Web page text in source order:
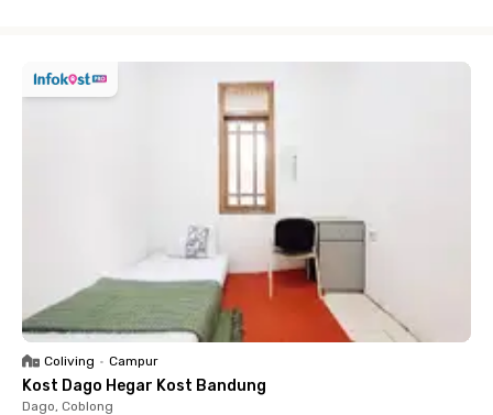
Coliving • Campur
Kost Dago Hegar Kost Bandung
Dago, Coblong